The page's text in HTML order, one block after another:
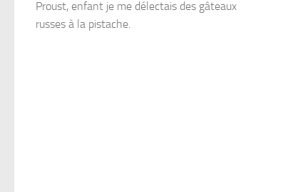
Proust, enfant je me délectais des gâteaux
russes à la pistache.